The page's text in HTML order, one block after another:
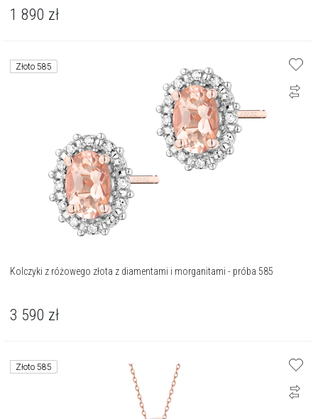
1 890 zł
Złoto 585
Kolczyki z różowego złota z diamentami i morganitami - próba 585
3 590 zł
Złoto 585